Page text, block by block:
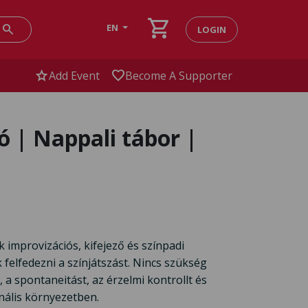
search EN shopping_cart LOGIN
starAdd Event favoriteBecome A Supporter
| Nappali tábor |
improvizációs, kifejező és színpadi
a színjátszást. Nincs szükség
a spontaneitást, az érzelmi kontrollt és
környezetben.